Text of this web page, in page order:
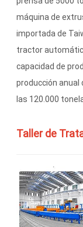
máquina de
importada de
tractor
capacidad de
producción anual
las 120.000
Taller de